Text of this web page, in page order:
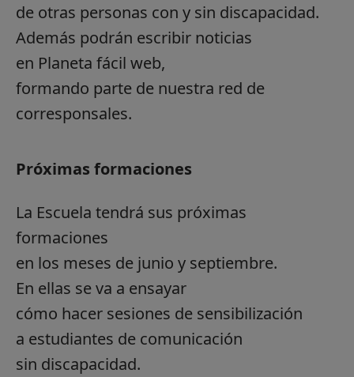
de otras personas con y sin discapacidad.
Además podrán escribir noticias
en Planeta fácil web,
formando parte de nuestra red de
corresponsales.
Próximas formaciones
La Escuela tendrá sus próximas
formaciones
en los meses de junio y septiembre.
En ellas se va a ensayar
cómo hacer sesiones de sensibilización
a estudiantes de comunicación
sin discapacidad.